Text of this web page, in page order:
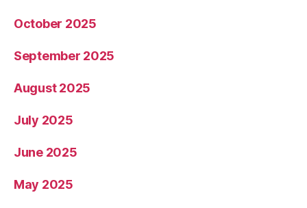
October 2025
September 2025
August 2025
July 2025
June 2025
May 2025